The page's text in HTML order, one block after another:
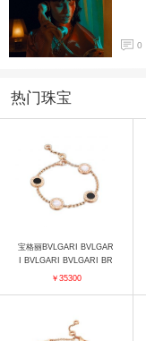
0
热门珠宝
宝格丽BVLGARI BVLGAR
I BVLGARI BVLGARI BR
857243 手镯
￥35300